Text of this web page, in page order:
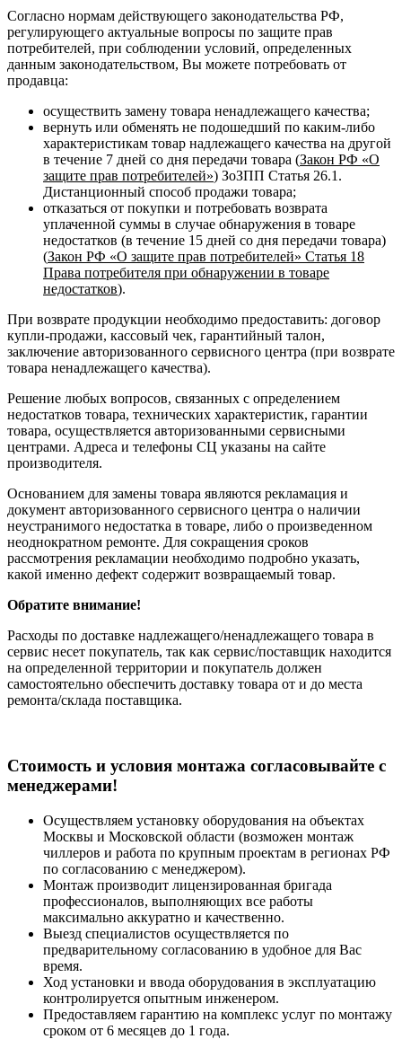
Согласно нормам действующего законодательства РФ,
регулирующего актуальные вопросы по защите прав
потребителей, при соблюдении условий, определенных
данным законодательством, Вы можете потребовать от
продавца:
осуществить замену товара ненадлежащего качества;
вернуть или обменять не подошедший по каким-либо
характеристикам товар надлежащего качества на другой
в течение 7 дней со дня передачи товара (Закон РФ «О
защите прав потребителей») ЗоЗПП Статья 26.1.
Дистанционный способ продажи товара;
отказаться от покупки и потребовать возврата
уплаченной суммы в случае обнаружения в товаре
недостатков (в течение 15 дней со дня передачи товара)
(Закон РФ «О защите прав потребителей» Статья 18
Права потребителя при обнаружении в товаре
недостатков).
При возврате продукции необходимо предоставить: договор
купли-продажи, кассовый чек, гарантийный талон,
заключение авторизованного сервисного центра (при возврате
товара ненадлежащего качества).
Решение любых вопросов, связанных с определением
недостатков товара, технических характеристик, гарантии
товара, осуществляется авторизованными сервисными
центрами. Адреса и телефоны СЦ указаны на сайте
производителя.
Основанием для замены товара являются рекламация и
документ авторизованного сервисного центра о наличии
неустранимого недостатка в товаре, либо о произведенном
неоднократном ремонте. Для сокращения сроков
рассмотрения рекламации необходимо подробно указать,
какой именно дефект содержит возвращаемый товар.
Обратите внимание!
Расходы по доставке надлежащего/ненадлежащего товара в
сервис несет покупатель, так как сервис/поставщик находится
на определенной территории и покупатель должен
самостоятельно обеспечить доставку товара от и до места
ремонта/склада поставщика.
Cтоимость и условия монтажа согласовывайте с
менеджерами!
Осуществляем установку оборудования на объектах
Москвы и Московской области (возможен монтаж
чиллеров и работа по крупным проектам в регионах РФ
по согласованию с менеджером).
Монтаж производит лицензированная бригада
профессионалов, выполняющих все работы
максимально аккуратно и качественно.
Выезд специалистов осуществляется по
предварительному согласованию в удобное для Вас
время.
Ход установки и ввода оборудования в эксплуатацию
контролируется опытным инженером.
Предоставляем гарантию на комплекс услуг по монтажу
сроком от 6 месяцев до 1 года.